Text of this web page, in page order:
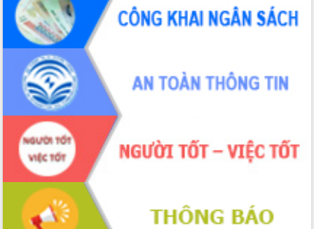
Hòn Yến phát triển du lịch gắn với bảo
tồn biển
Lấy ý kiến điều chỉnh Quy hoạch tỉnh
Đắk Lắk thời kỳ 2021-2030, tầm nhìn
đến năm 2050
Phát động chiến dịch 30 ngày đêm
giải phóng mặt bằng Tuyến đường bộ
ven biển
Đắk Lắk nỗ lực thúc đẩy tăng trưởng
kinh tế từ 10% trở lên trong Quý
II/2026
Đắk Lắk ký kết thỏa thuận hợp tác về
chuyển đổi số giai đoạn 2026 – 2030
với Tập đoàn Bưu chính Viễn thông
Việt Nam